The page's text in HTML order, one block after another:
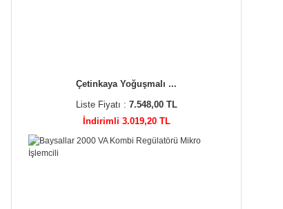
Çetinkaya Yoğuşmalı ...
Liste Fiyatı : 7.548,00 TL
İndirimli 3.019,20 TL